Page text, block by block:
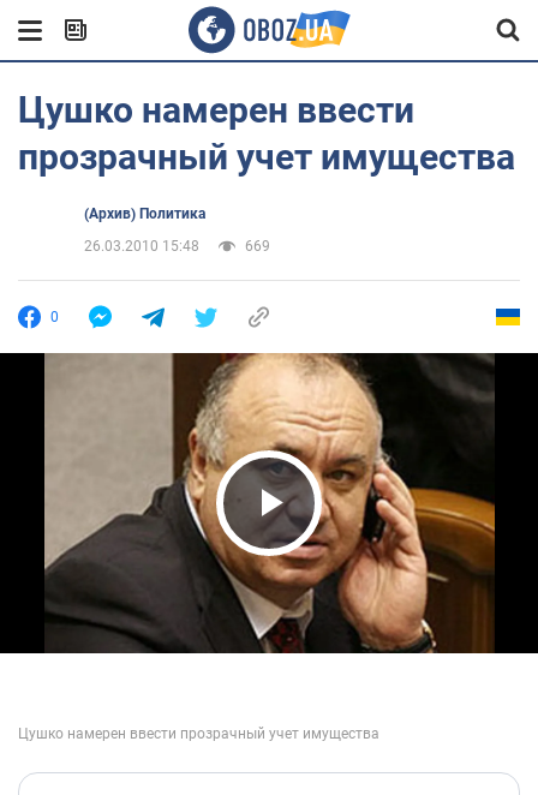
Цушко намерен ввести
прозрачный учет имущества
(Архив) Политика
26.03.2010 15:48
669
0
Play Video